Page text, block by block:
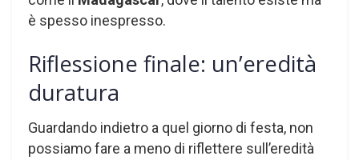
è spesso inespresso.
Riflessione finale: un’eredità
duratura
Guardando indietro a quel giorno di festa, non
possiamo fare a meno di riflettere sull’eredità